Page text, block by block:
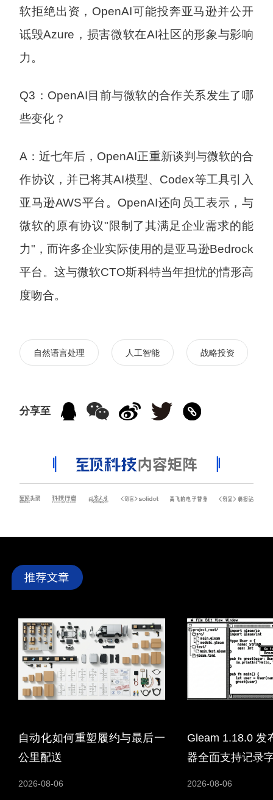
软拒绝出资，OpenAI可能投奔亚马逊并公开
诋毁Azure，损害微软在AI社区的形象与影响
力。
Q3：OpenAI目前与微软的合作关系发生了哪
些变化？
A：近七年后，OpenAI正重新谈判与微软的合
作协议，并已将其AI模型、Codex等工具引入
亚马逊AWS平台。OpenAI还向员工表示，与
微软的原有协议"限制了其满足企业需求的能
力"，而许多企业实际使用的是亚马逊Bedrock
平台。这与微软CTO斯科特当年担忧的情形高
度吻合。
自然语言处理 人工智能 战略投资
分享至
自动化如何重塑履约与最后一
公里配送
2026-08-06
Gleam 1.18.0 发
器全面支持记录
2026-08-06